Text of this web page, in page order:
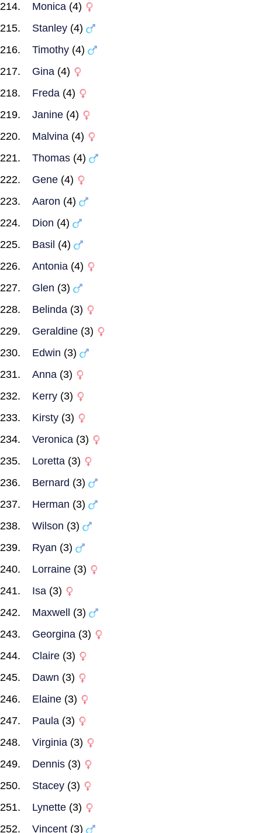
Monica (4)
Stanley (4)
Timothy (4)
Gina (4)
Freda (4)
Janine (4)
Malvina (4)
Thomas (4)
Gene (4)
Aaron (4)
Dion (4)
Basil (4)
Antonia (4)
Glen (3)
Belinda (3)
Geraldine (3)
Edwin (3)
Anna (3)
Kerry (3)
Kirsty (3)
Veronica (3)
Loretta (3)
Bernard (3)
Herman (3)
Wilson (3)
Ryan (3)
Lorraine (3)
Isa (3)
Maxwell
(3)
Georgina (3)
Claire (3)
Dawn (3)
Elaine (3)
Paula (3)
Virginia (3)
Dennis (3)
Stacey (3)
Lynette (3)
Vincent (3)